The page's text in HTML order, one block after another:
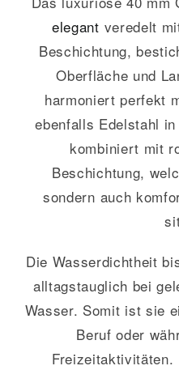
elegant veredelt
Beschichtung,
Oberfläche und
harmoniert perfekt
ebenfalls Edelstahl
kombiniert mit
Beschichtung,
sondern auch
Die Wasserdichtheit
alltagstauglich bei
Wasser. Somit ist sie
Beruf oder